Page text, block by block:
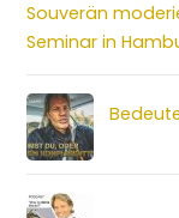
Souverän
Seminar in